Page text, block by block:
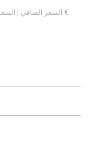
* السعر الصافي | السعر الإجمالي ‏1,168.57 €